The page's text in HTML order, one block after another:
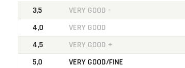
3,5
VERY GOOD -
4,0
VERY GOOD
4,5
VERY GOOD +
5,0
VERY GOOD/FINE